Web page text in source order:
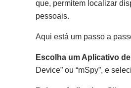
que, permitem localizar
pessoais.
Aqui está um passo a
Escolha um Aplicativo
Device” ou “mSpy”, e